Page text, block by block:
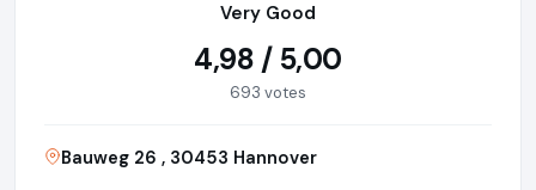
Very Good
4,98 / 5,00
693 votes
Bauweg 26 , 30453 Hannover